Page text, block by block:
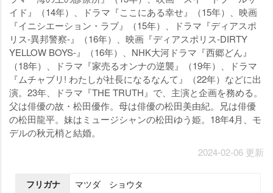
イド』（14年）、ドラマ『ここにある幸せ』（15年）、映画
『イニシエーション・ラブ』（15年）、ドラマ『ディアスポ
リス‐異邦警察‐』（16年）、映画『ディアスポリス-DIRTY
YELLOW BOYS-』（16年）、NHK大河ドラマ『西郷どん』
（18年）、ドラマ『家売るオンナの逆襲』（19年）、ドラマ
『ムチャブリ! わたしが社長になるなんて』（22年）などに出
演。23年、ドラマ『THE TRUTH』で、主演と企画を務める。
父は俳優の故・松田優作。母は俳優の松田美由紀。兄は俳優
の松田龍平。妹はミュージシャンの松田ゆう姫。18年4月、モ
デルの秋元梢と結婚。
2024-02-06 更新
フリガナ
マツダ ショウタ